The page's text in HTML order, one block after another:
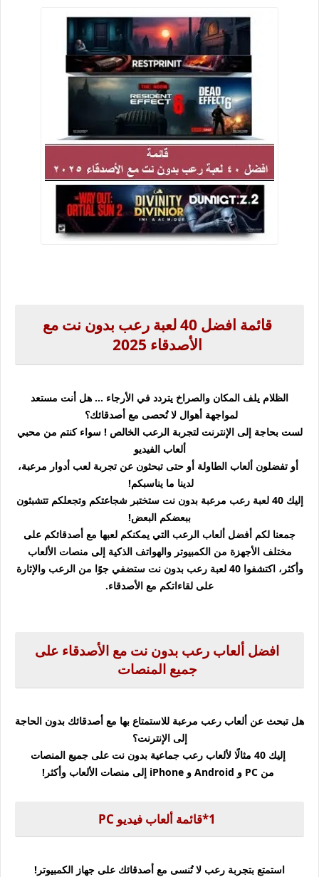
قائمة افضل 40 لعبة رعب بدون نت مع
الأصدقاء 2025
الظلام يلف المكان والصراخ يتردد في الأرجاء ... هل أنت مستعد
لمواجهة أهوال لا تُحصى مع أصدقائك؟
لست بحاجة إلى الإنترنت لتجربة الرعب الخالص !سواء كنتم من محبي
ألعاب الفيديو
أو تفضلون ألعاب الطاولة أو حتى تبحثون عن تجربة لعب أدوار مرعبة،
لدينا ما يناسبكم!
إليك 40 لعبة رعب مرعبة بدون نت ستختبر شجاعتكم وتجعلكم تتشبثون
ببعضكم البعض!
جمعنا لكم أفضل ألعاب الرعب التي يمكنكم لعبها مع أصدقائكم على
مختلف الأجهزة من الكمبيوتر والهواتف الذكية إلى منصات الألعاب
وأكثر،
اكتشفوا 40 لعبة رعب بدون نت ستضفي جوًا من الرعب والإثارة
على لقاءاتكم مع الأصدقاء.
افضل ألعاب رعب بدون نت مع الأصدقاء على
جميع المنصات
هل تبحث عن ألعاب رعب مرعبة للاستمتاع بها مع أصدقائك بدون الحاجة
إلى الإنترنت؟
إليك 40 مثالًا لألعاب رعب جماعية بدون نت على جميع المنصات
من PC و Android و iPhone إلى منصات الألعاب وأكثر!
1*قائمة ألعاب فيديو PC
استمتع بتجربة رعب لا تُنسى مع أصدقائك على جهاز الكمبيوتر!